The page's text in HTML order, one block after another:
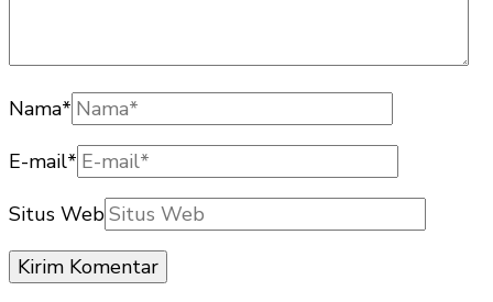
Nama*
E-mail*
Situs Web